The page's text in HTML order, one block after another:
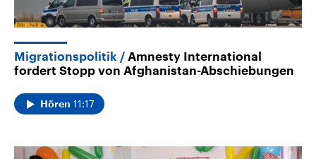
Migrationspolitik
Amnesty International
fordert Stopp von Afghanistan-Abschiebungen
Hören 11:17